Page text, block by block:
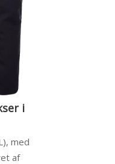
i
med
af